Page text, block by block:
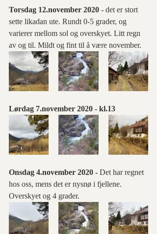
Torsdag 12.november 2020 - det er stort
sette likadan ute. Rundt 0-5 grader, og
varierer mellom sol og overskyet. Litt regn
av og til. Mildt og fint til å være november.
Lørdag 7.november 2020 - kl.13
Onsdag 4.november 2020 - Det har regnet
hos oss, mens det er nysnø i fjellene.
Overskyet og 4 grader.